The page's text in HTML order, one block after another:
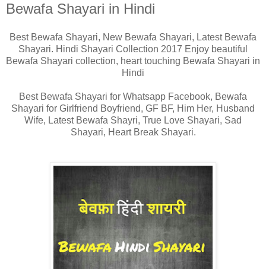
Bewafa Shayari in Hindi
Best Bewafa Shayari, New Bewafa Shayari, Latest Bewafa
Shayari. Hindi Shayari Collection 2017 Enjoy beautiful
Bewafa Shayari collection, heart touching Bewafa Shayari in
Hindi
Best Bewafa Shayari for Whatsapp Facebook, Bewafa
Shayari for Girlfriend Boyfriend, GF BF, Him Her, Husband
Wife, Latest Bewafa Shayri, True Love Shayari, Sad
Shayari, Heart Break Shayari.